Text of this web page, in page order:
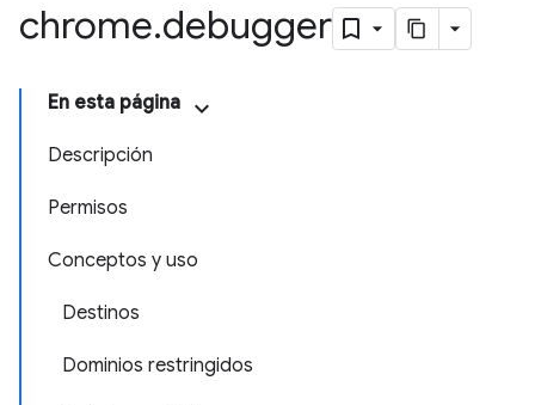
chrome.debugger
En esta página
Descripción
Permisos
Conceptos y uso
Destinos
Dominios restringidos